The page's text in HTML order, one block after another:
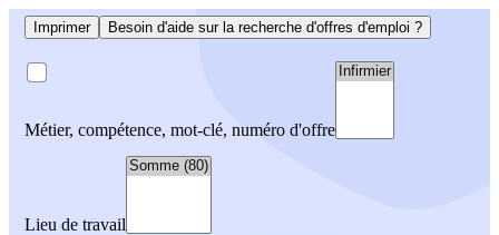
Imprimer Besoin d'aide sur la recherche d'offres d'emploi ?
Métier, compétence, mot-clé, numéro d'offre
Lieu de travail